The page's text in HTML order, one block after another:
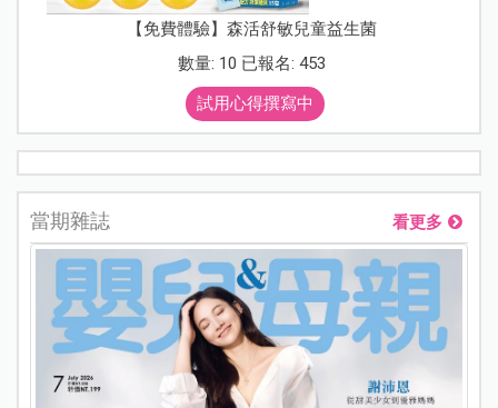
【免費體驗】森活舒敏兒童益生菌
數量: 10 已報名: 453
試用心得撰寫中
當期雜誌 看更多